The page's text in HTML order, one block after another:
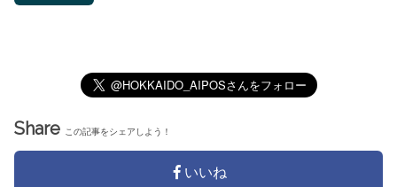
Share この記事をシェアしよう！
いいね